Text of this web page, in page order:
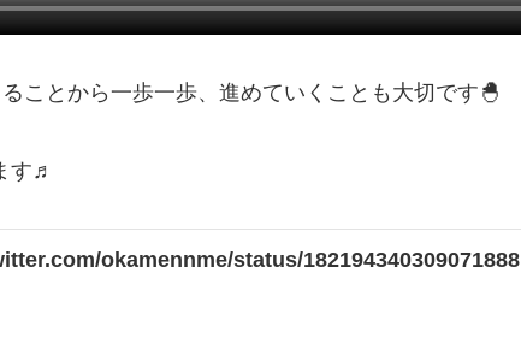
ことから一歩一歩、進めていくことも大切です🐣
す♬
okamennme/status/182194340309071888